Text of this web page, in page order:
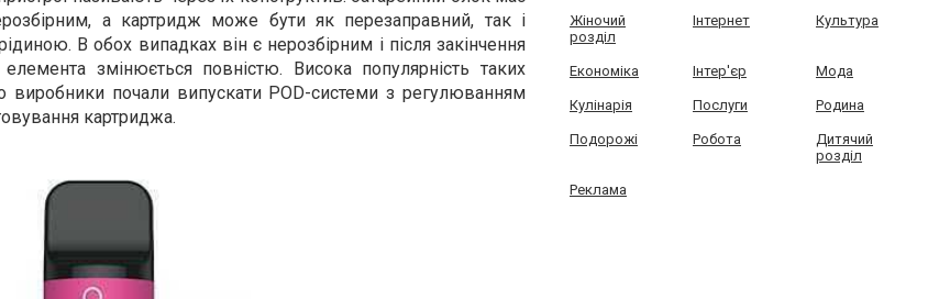
а картридж може бути як перезаправний, так і
В обох випадках він є нерозбірним і після закінчення
змінюється повністю. Висока популярність таких
виробники почали випускати POD-системи з регулюванням
картриджа.
Жіночий
розділ
Інтернет Культура
Економіка Інтер'єр Мода
Кулінарія Послуги Родина
Подорожі Робота
Дитячий
розділ
Реклама